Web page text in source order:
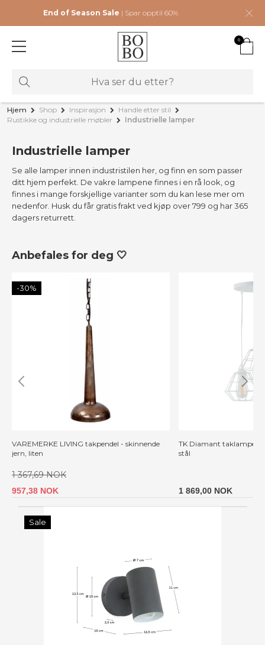
End of Season Sale | Spar opptil 60%
0
Hjem Shop Inspirasjon
Handle etter stil
Rustikke og industrielle møbler
Industrielle lamper
Industrielle lamper
Se alle lamper innen industristilen her, og finn en som passer
ditt hjem perfekt. De vakre lampene finnes i en rå look, og
finnes i mange forskjellige varianter som du kan lese mer om
nedenfor. Husk du får gratis frakt ved kjøp over 799 og har 365
dagers returrett.
Anbefales for deg 🤍
-30%
VAREMERKE LIVING takpendel - skinnende
jern, liten
1 367,69 NOK
957,38 NOK
TK Diamant taklampe,
stål
1 869,00 NOK
Sale